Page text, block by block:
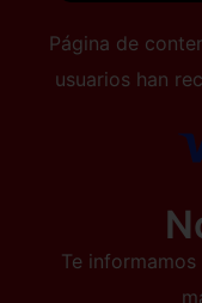
Página de
usuarios han
Te